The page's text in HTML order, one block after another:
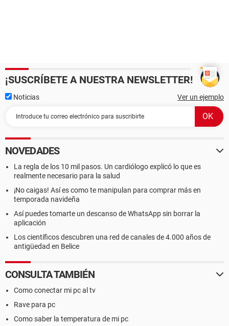
¡SUSCRÍBETE A NUESTRA NEWSLETTER!
Noticias Ver un ejemplo
NOVEDADES
La regla de los 10 mil pasos. Un cardiólogo explicó lo que es
realmente necesario para la salud
¡No caigas! Así es como te manipulan para comprar más en
temporada navideña
Así puedes tomarte un descanso de WhatsApp sin borrar la
aplicación
Los científicos descubren una red de canales de 4.000 años de
antigüedad en Belice
CONSULTA TAMBIÉN
Como conectar mi pc al tv
Rave para pc
Como saber la temperatura de mi pc